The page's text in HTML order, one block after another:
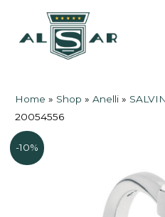
contenuto
Home » Shop »Anelli »
20054556
-10%